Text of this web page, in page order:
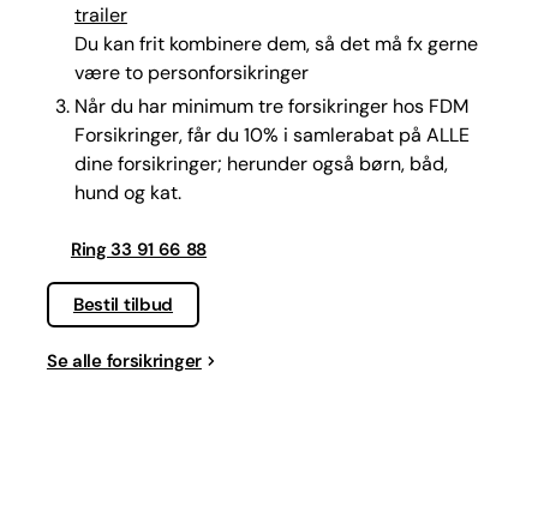
trailer
Du kan frit kombinere dem, så det må fx gerne
være to personforsikringer​
Når du har minimum tre forsikringer hos FDM
Forsikringer, får du 10% i samlerabat på ALLE
dine forsikringer; herunder også børn, båd,
hund og kat.
Ring 33 91 66 88
Bestil tilbud
Se alle forsikringer